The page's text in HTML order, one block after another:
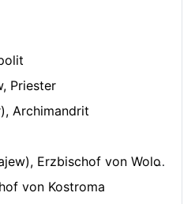
Priester
Archimandrit
von Wolokolamsk und Jurjew
von Kostroma